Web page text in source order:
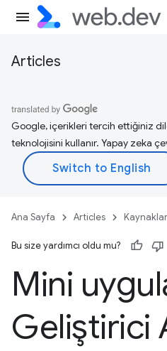
Articles
Google, içerikleri tercih ettiğiniz
teknolojisini kullanır. Yapay zeka
Ana Sayfa Articles Kaynaklar
Bu size yardımcı oldu mu?
Mini
Geliştirici